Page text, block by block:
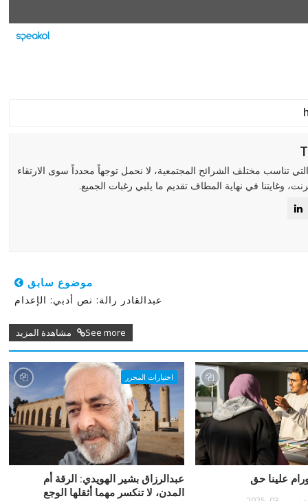
تناسب مختلف الشرائح المجتمعية، لا نحمل توجهاً محدداً سوى الارتقاء
وغايتنا في نهاية المطاف تقديم ما يلبي رغبات الجميع.
موضوع سابق
عبدالقادر رالة: نص أدبي: الإعدام
See more مشاهدة المزيد
علينا حق
اختيارات المحرر
عبدالرزاق بشير الهويدي: الرقة أم
المدن، لا تنكسر مهما أثقلها الوجع